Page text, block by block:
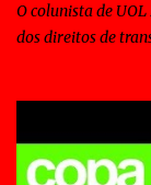
O colunista de
dos direitos de